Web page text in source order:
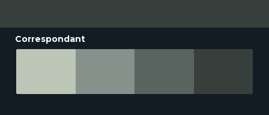
Correspondant